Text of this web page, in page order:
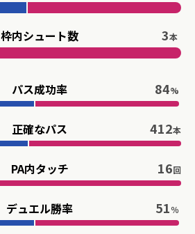
枠内シュート数 3本
パス成功率 84%
正確なパス 412本
PA内タッチ 16回
デュエル勝率 51％